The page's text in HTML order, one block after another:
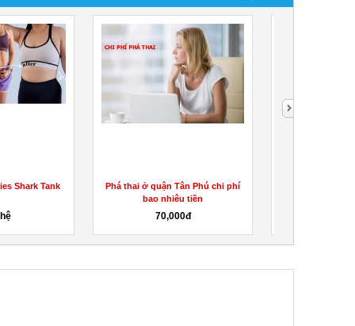
Shark Tank
Phá thai ở quận Tân Phú chi phí
bao nhiêu tiền
70,000đ